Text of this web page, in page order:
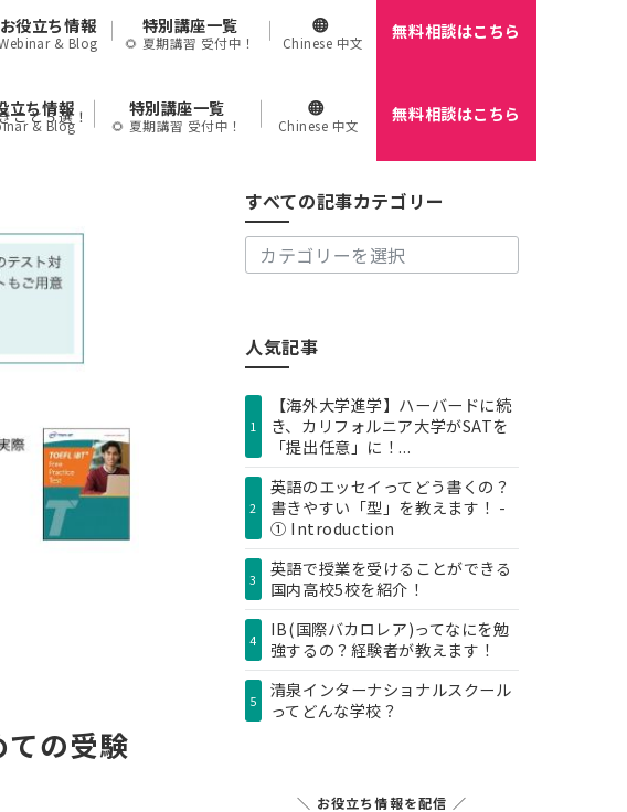
立ち情報
& Blog
特別講座一覧
🌻 夏期講習 受付中！ Chinese 中文
無料相談はこちら
お役立ち情報
& Blog
特別講座一覧
🌻 夏期講習 受付中！ Chinese 中文
無料相談はこちら
こと５選！
ての受験
すべての記事カテゴリー
記
事
ー
人気記事
1
【海外大学進学】ハーバードに続
き、カリフォルニア大学がSATを
「提出任意」に！...
2
英語のエッセイってどう書くの？
書きやすい「型」を教えます！ -
① Introduction
3
英語で授業を受けることができる
国内高校5校を紹介！
4
IB(国際バカロレア)ってなにを勉
強するの？経験者が教えます！
5
清泉インターナショナルスクール
ってどんな学校？
＼ お役立ち情報を配信 ／